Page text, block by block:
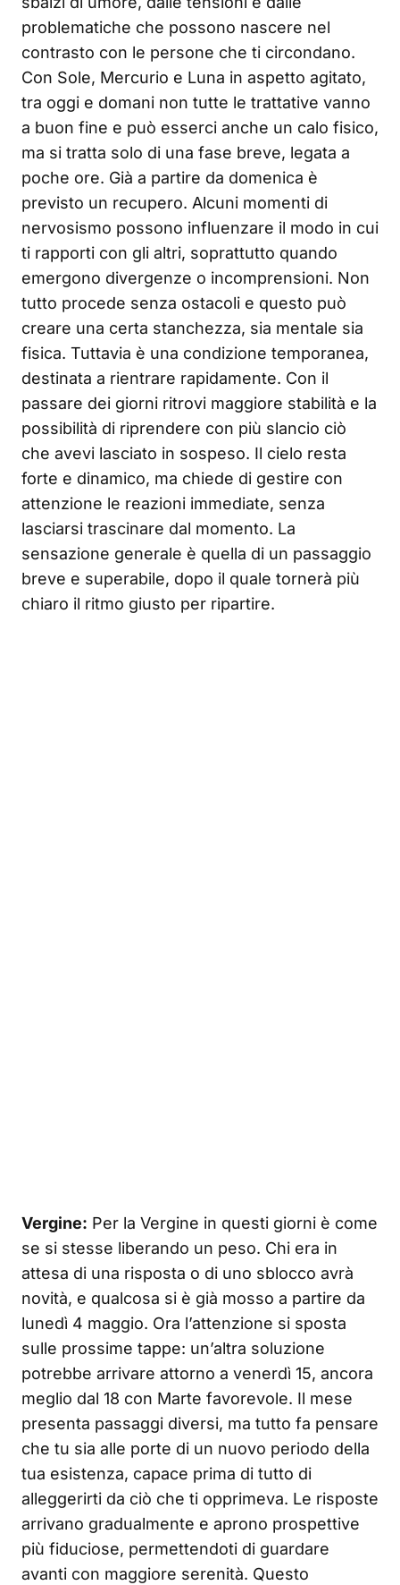
problematiche che possono nascere nel
contrasto con le persone che ti circondano.
Con Sole, Mercurio e Luna in aspetto agitato,
tra oggi e domani non tutte le trattative vanno
a buon fine e può esserci anche un calo fisico,
ma si tratta solo di una fase breve, legata a
poche ore. Già a partire da domenica è
previsto un recupero. Alcuni momenti di
nervosismo possono influenzare il modo in cui
ti rapporti con gli altri, soprattutto quando
emergono divergenze o incomprensioni. Non
tutto procede senza ostacoli e questo può
creare una certa stanchezza, sia mentale sia
fisica. Tuttavia è una condizione temporanea,
destinata a rientrare rapidamente. Con il
passare dei giorni ritrovi maggiore stabilità e la
possibilità di riprendere con più slancio ciò
che avevi lasciato in sospeso. Il cielo resta
forte e dinamico, ma chiede di gestire con
attenzione le reazioni immediate, senza
lasciarsi trascinare dal momento. La
sensazione generale è quella di un passaggio
breve e superabile, dopo il quale tornerà più
chiaro il ritmo giusto per ripartire.
Vergine: Per la Vergine in questi giorni è come
se si stesse liberando un peso. Chi era in
attesa di una risposta o di uno sblocco avrà
novità, e qualcosa si è già mosso a partire da
lunedì 4 maggio. Ora l’attenzione si sposta
sulle prossime tappe: un’altra soluzione
potrebbe arrivare attorno a venerdì 15, ancora
meglio dal 18 con Marte favorevole. Il mese
presenta passaggi diversi, ma tutto fa pensare
che tu sia alle porte di un nuovo periodo della
tua esistenza, capace prima di tutto di
alleggerirti da ciò che ti opprimeva. Le risposte
arrivano gradualmente e aprono prospettive
più fiduciose, permettendoti di guardare
avanti con maggiore serenità. Questo